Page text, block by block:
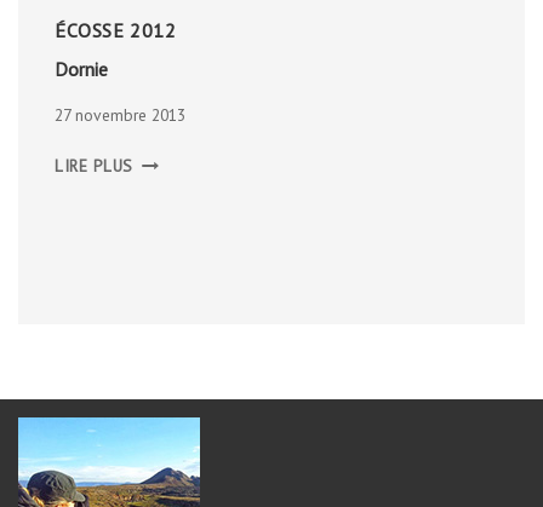
ÉCOSSE 2012
Dornie
27 novembre 2013
LIRE PLUS